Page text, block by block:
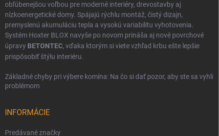
obľúbenejšou voľbou pre moderné interiéry, drevostavby aj
nízkoenergetické domy. Spájajú rýchlu montáž, čistý dizajn,
premyslenú akumuláciu tepla a vysokú variabilitu vyhotovenia.
Systém Hoxter BLOX navyše po novom prináša aj nové povrchové
úpravy BETONTEC, vďaka ktorým si viete vzhľad krbu ešte lepšie
prispôsobiť štýlu interiéru.
Základné chyby pri výbere komína: Na čo si dať pozor, aby ste sa vyhli
problémom
INFORMÁCIE
Predávané značky